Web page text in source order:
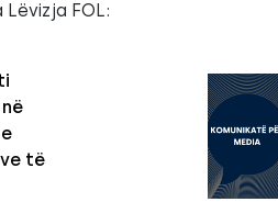
FOL:
të